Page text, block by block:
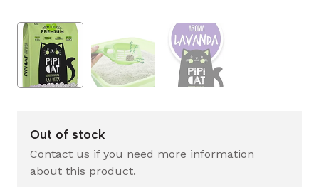
Out of stock
Contact us if you need more information
about this product.